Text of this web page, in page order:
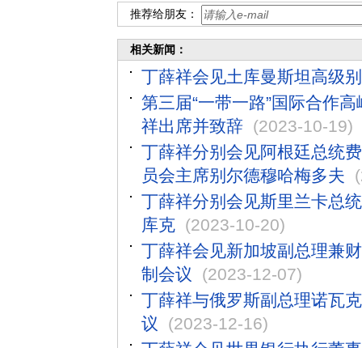
推荐给朋友：
相关新闻：
丁薛祥会见土库曼斯坦高级
第三届“一带一路”国际合作
祥出席并致辞
(2023-10-19)
丁薛祥分别会见阿根廷总统
员会主席别尔德穆哈梅多夫
丁薛祥分别会见斯里兰卡总
库克 (2023-10-20)
丁薛祥会见新加坡副总理兼
制会议
(2023-12-07)
丁薛祥与俄罗斯副总理诺瓦
议
(2023-12-16)